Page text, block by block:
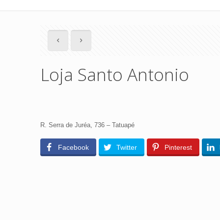
Loja Santo Antonio
R. Serra de Juréa, 736 – Tatuapé
Facebook Twitter Pinterest